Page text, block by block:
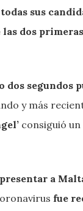
sus
dos
segundos
y más
consiguió
a
fue